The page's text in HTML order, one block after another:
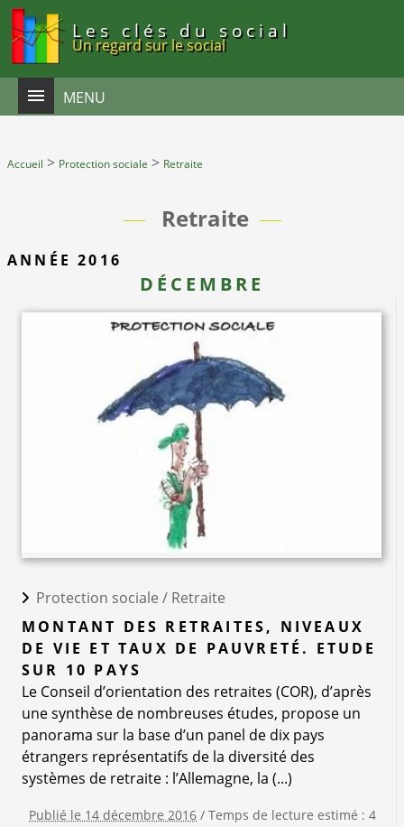
Les clés du social
Un regard sur le social
MENU
Accueil > Protection sociale > Retraite
Retraite
ANNÉE 2016
DÉCEMBRE
Protection sociale / Retraite
MONTANT DES RETRAITES, NIVEAUX
DE VIE ET TAUX DE PAUVRETÉ. ETUDE
SUR 10 PAYS
Le Conseil d’orientation des retraites (COR), d’après
une synthèse de nombreuses études, propose un
panorama sur la base d’un panel de dix pays
étrangers représentatifs de la diversité des
systèmes de retraite : l’Allemagne, la (...)
Publié le 14 décembre 2016 / Temps de lecture estimé : 4
Panneau de gestion des cookies